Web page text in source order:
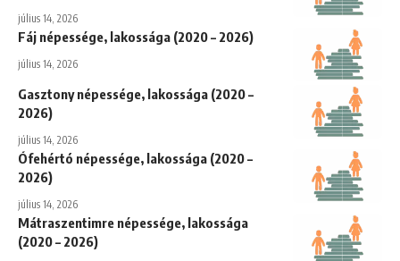
július 14, 2026
Fáj népessége, lakossága (2020 – 2026)
július 14, 2026
Gasztony népessége, lakossága (2020 –
2026)
július 14, 2026
Ófehértó népessége, lakossága (2020 –
2026)
július 14, 2026
Mátraszentimre népessége, lakossága
(2020 – 2026)